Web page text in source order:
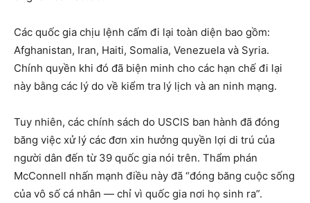
Các quốc gia chịu lệnh cấm đi lại toàn diện bao gồm:
Afghanistan, Iran, Haiti, Somalia, Venezuela và Syria.
Chính quyền khi đó đã biện minh cho các hạn chế đi lại
này bằng các lý do về kiểm tra lý lịch và an ninh mạng.
Tuy nhiên, các chính sách do USCIS ban hành đã đóng
băng việc xử lý các đơn xin hưởng quyền lợi di trú của
người dân đến từ 39 quốc gia nói trên. Thẩm phán
McConnell nhấn mạnh điều này đã “đóng băng cuộc sống
của vô số cá nhân — chỉ vì quốc gia nơi họ sinh ra”.